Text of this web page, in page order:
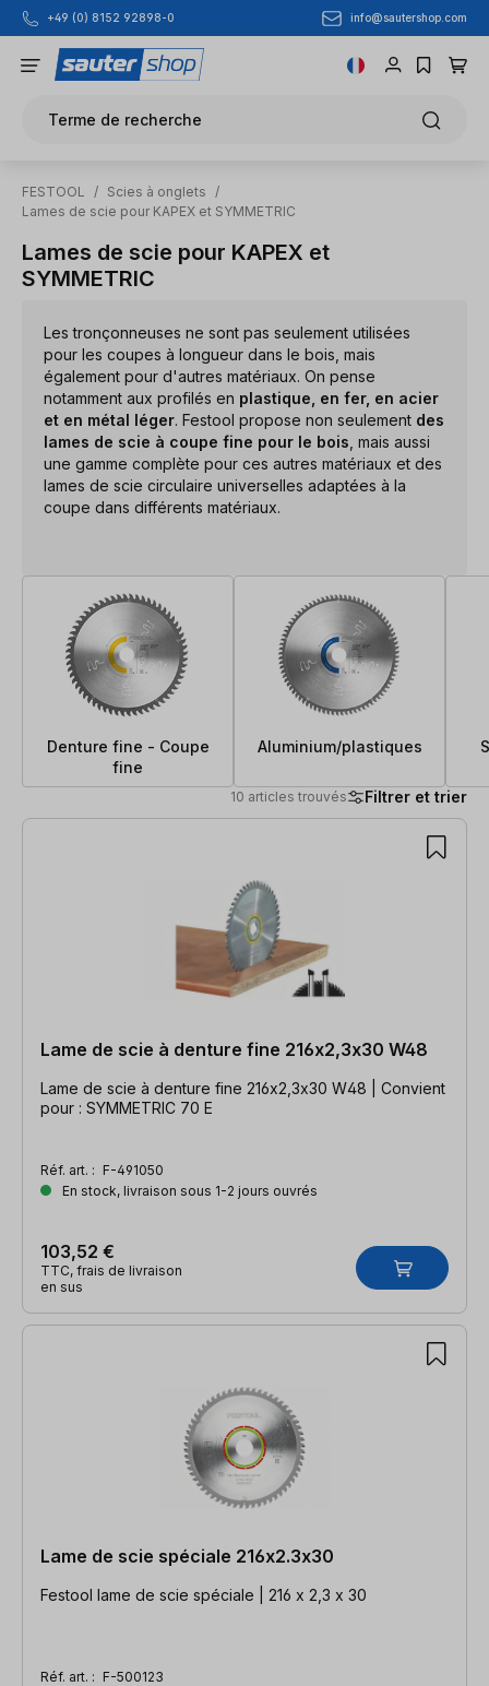
Passer au contenu principal
+49 (0) 8152 92898-0 info@sautershop.com
Terme de recherche
FESTOOL / Scies à onglets
/
Lames de scie pour KAPEX et SYMMETRIC
Lames de scie pour KAPEX et
SYMMETRIC
Les tronçonneuses ne sont pas seulement utilisées
pour les coupes à longueur dans le bois, mais
également pour d'autres matériaux. On pense
notamment aux profilés en plastique, en fer, en acier
et en métal léger. Festool propose non seulement des
lames de scie à coupe fine pour le bois , mais aussi
une gamme complète pour ces autres matériaux et des
lames de scie circulaire universelles adaptées à la
coupe dans différents matériaux.
Denture fine - Coupe
fine
Aluminium/plastiques
10 articles trouvés Filtrer et trier
10 articles trouvés
Lame de scie à denture fine 216x2,3x30 W48
Lame de scie à denture fine 216x2,3x30 W48 | Convient
pour : SYMMETRIC 70 E
Réf. art. : F-491050
En stock, livraison sous 1-2 jours ouvrés
103,52 €
TTC, frais de livraison
en sus
Lame de scie spéciale 216x2.3x30
Festool lame de scie spéciale | 216 x 2,3 x 30
Réf. art. : F-500123